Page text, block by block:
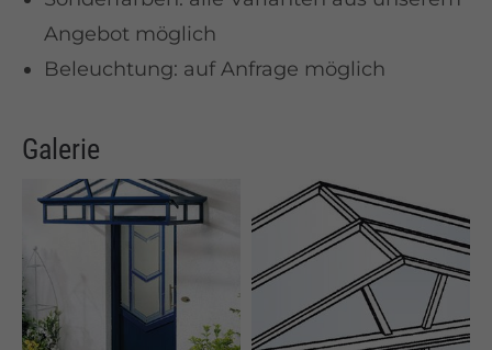
Angebot möglich
Beleuchtung: auf Anfrage möglich
Galerie